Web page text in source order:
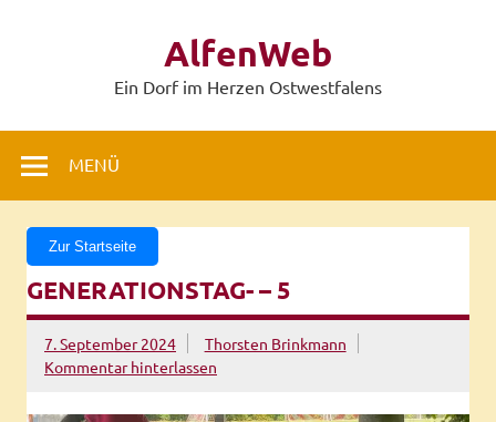
AlfenWeb
Ein Dorf im Herzen Ostwestfalens
MENÜ
Zur Startseite
GENERATIONSTAG- – 5
7. September 2024
Thorsten Brinkmann
Kommentar hinterlassen